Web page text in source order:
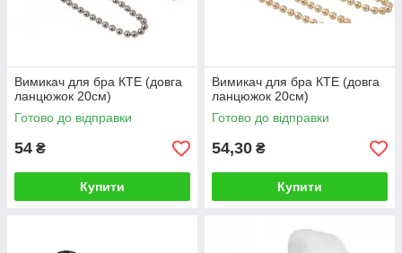
Вимикач для бра КТЕ (довга
ланцюжок 20см)
Готово до відправки
54 ₴
Купити
Вимикач для бра КТЕ (довга
ланцюжок 20см)
Готово до відправки
54,30 ₴
Купити